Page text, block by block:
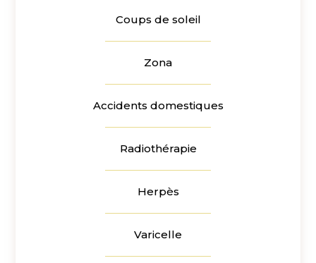
Coups de soleil
Zona
Accidents domestiques
Radiothérapie
Herpès
Varicelle